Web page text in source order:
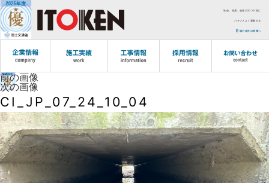
社会、社員、会社の三つの社に
バランスよく貢献する
協力会社の皆様へ
前の画像
次の画像
CI_JP_07_24_10_04